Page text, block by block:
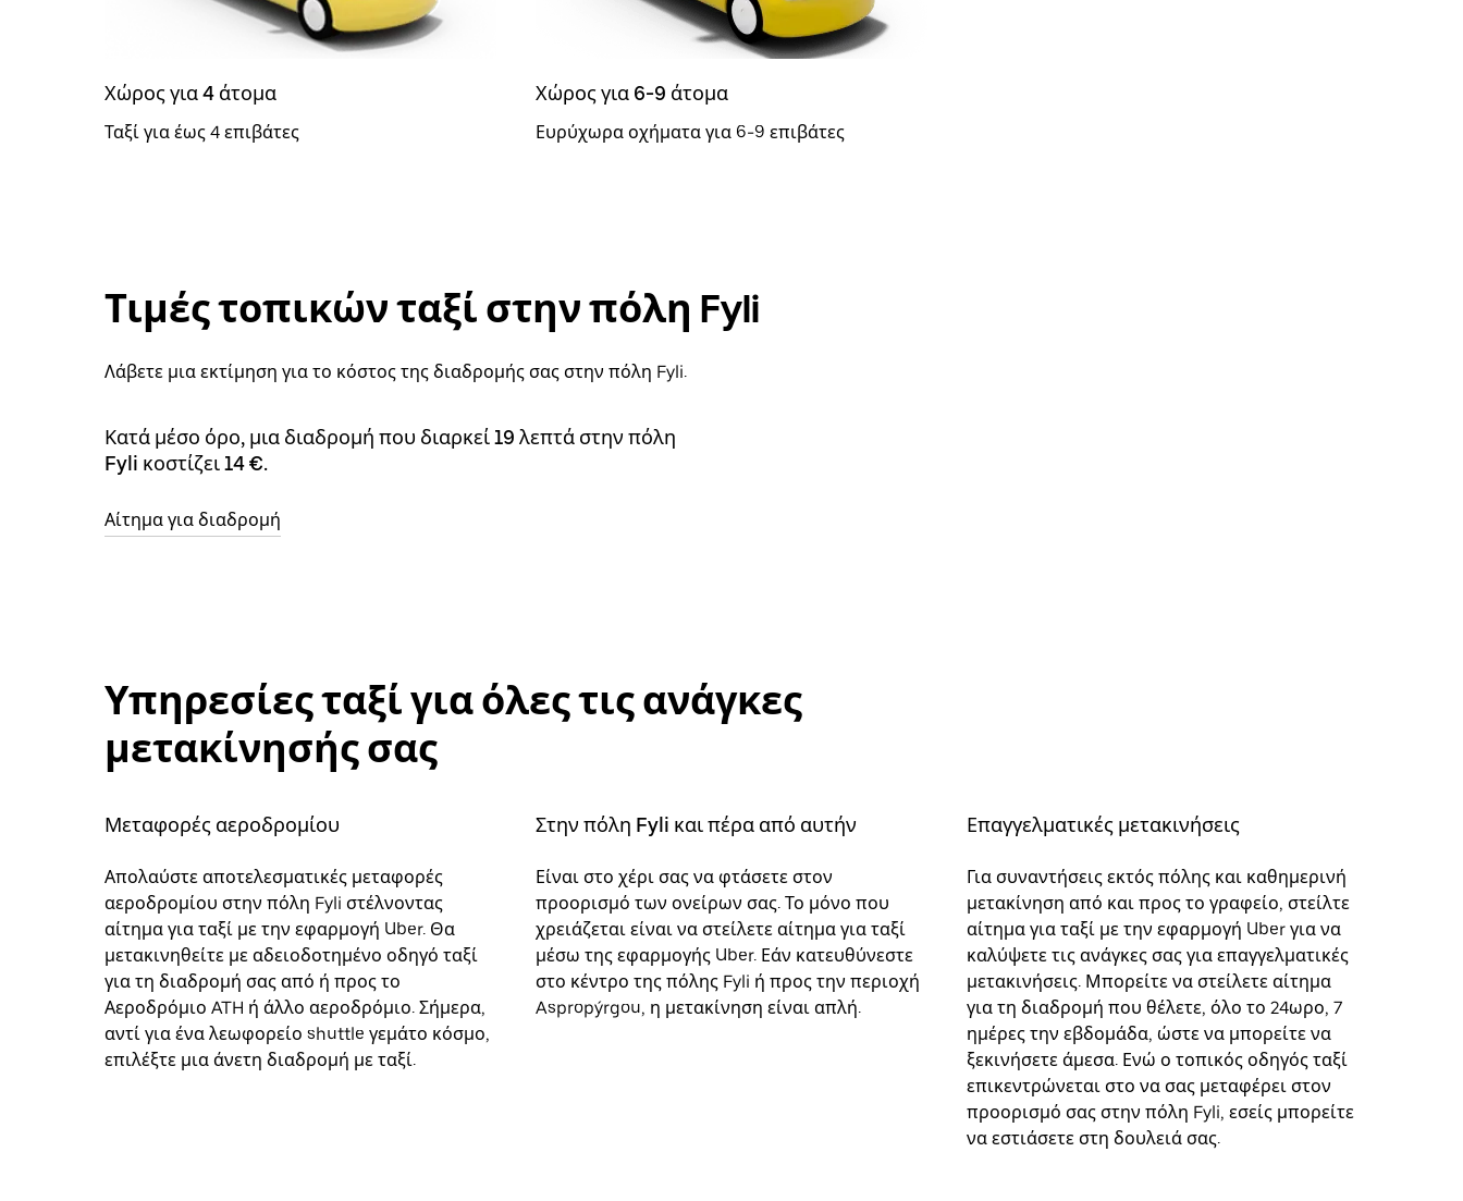
Χώρος για 4 άτομα
Ταξί για έως 4 επιβάτες
Χώρος για 6-9 άτομα
Ευρύχωρα οχήματα για 6-9 επιβάτες
Τιμές τοπικών ταξί στην πόλη Fyli
Λάβετε μια εκτίμηση για το κόστος της διαδρομής σας στην πόλη Fyli.
Κατά μέσο όρο, μια διαδρομή που διαρκεί 19 λεπτά στην πόλη
Fyli κοστίζει 14 €.
Αίτημα για διαδρομή
Υπηρεσίες ταξί για όλες τις ανάγκες
μετακίνησής σας
Μεταφορές αεροδρομίου
Απολαύστε αποτελεσματικές μεταφορές
αεροδρομίου στην πόλη Fyli στέλνοντας
αίτημα για ταξί με την εφαρμογή Uber. Θα
μετακινηθείτε με αδειοδοτημένο οδηγό ταξί
για τη διαδρομή σας από ή προς το
Αεροδρόμιο ATH ή άλλο αεροδρόμιο. Σήμερα,
αντί για ένα λεωφορείο shuttle γεμάτο κόσμο,
επιλέξτε μια άνετη διαδρομή με ταξί.
Στην πόλη Fyli και πέρα από αυτήν
Είναι στο χέρι σας να φτάσετε στον
προορισμό των ονείρων σας. Το μόνο που
χρειάζεται είναι να στείλετε αίτημα για ταξί
μέσω της εφαρμογής Uber. Εάν κατευθύνεστε
στο κέντρο της πόλης Fyli ή προς την περιοχή
Aspropýrgou, η μετακίνηση είναι απλή.
Επαγγελματικές μετακινήσεις
Για συναντήσεις εκτός πόλης και καθημερινή
μετακίνηση από και προς το γραφείο, στείλτε
αίτημα για ταξί με την εφαρμογή Uber για να
καλύψετε τις ανάγκες σας για επαγγελματικές
μετακινήσεις. Μπορείτε να στείλετε αίτημα
για τη διαδρομή που θέλετε, όλο το 24ωρο, 7
ημέρες την εβδομάδα, ώστε να μπορείτε να
ξεκινήσετε άμεσα. Ενώ ο τοπικός οδηγός ταξί
επικεντρώνεται στο να σας μεταφέρει στον
προορισμό σας στην πόλη Fyli, εσείς μπορείτε
να εστιάσετε στη δουλειά σας.